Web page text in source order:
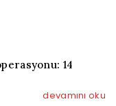
14
devamını oku